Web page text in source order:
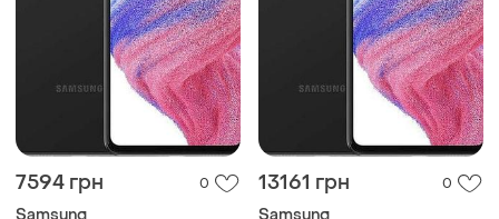
7594 грн 0 13161 грн 0